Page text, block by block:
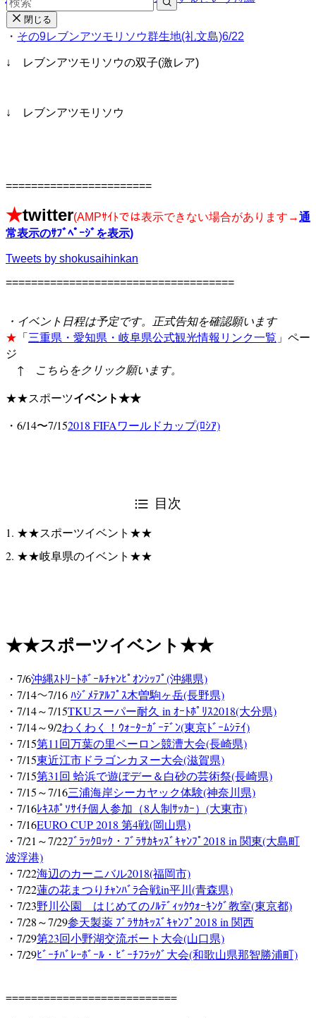
・ その9レブンアツモリソウ群生地(礼文島)6/22
↓ レブンアツモリソウの双子(激レア)
↓ レブンアツモリソウ
=======================
★twitter(AMPｻｲﾄでは表示できない場合があります→通
常表示のｻﾌﾞﾍﾟｰｼﾞを表示)
Tweets by shokusaihinkan
====================================
・イベント日程は予定です。正式告知を確認願います
★ 「三重県・愛知県・岐阜県公式観光情報リンク一覧 」ペー
ジ
↑ こちらをクリック願います。
★★スポーツイベント★★
・6/14〜7/152018 FIFAワールドカップ(ﾛｼｱ)
目次
★★スポーツイベント★★
★★岐阜県のイベント★★
★★スポーツイベント★★
・7/6沖縄ｽﾄﾘｰﾄﾎﾞｰﾙﾁｬﾝﾋﾟｵﾝｼｯﾌﾟ(沖縄県)
・7/14～7/16ﾊｼﾞﾒﾃｱﾙﾌﾟｽ木曽駒ヶ岳(長野県)
・7/14～7/15TKUスーパー耐久 in ｵｰﾄﾎﾟﾘｽ2018(大分県)
・7/14～9/2わくわく！ｳｫｰﾀｰｶﾞｰﾃﾞﾝ(東京ﾄﾞｰﾑｼﾃｲ)
・7/15第11回万葉の里ペーロン競漕大会(長崎県)
・7/15東近江市ドラゴンカヌー大会(滋賀県)
・7/15第31回 蛤浜で遊ぼデー＆白砂の芸術祭(長崎県)
・7/15～7/16三浦海岸シーカヤック体験(神奈川県)
・7/16ﾚｷｽﾎﾟｿｻｲﾁ個人参加（8人制ｻｯｶｰ）(大東市)
・7/16EURO CUP 2018 第4戦(岡山県)
・7/21～7/22ﾌﾞﾗｯｸﾛｯｸ・ﾌﾞﾗｻｶｷｯｽﾞｷｬﾝﾌﾟ2018 in 関東(大島町
波浮港)
・7/22海辺のカーニバル2018(福岡市)
・7/22蓮の花まつりﾁｬﾝﾊﾞﾗ合戦in平川(青森県)
・7/23野川公園 はじめてのﾉﾙﾃﾞｨｯｸｳｫｰｷﾝｸﾞ教室(東京都)
・7/28～7/29参天製薬 ﾌﾞﾗｻｶｷｯｽﾞｷｬﾝﾌﾟ2018 in 関西
・7/29第23回小野湖交流ボート大会(山口県)
・7/29ﾋﾞｰﾁﾊﾞﾚｰﾎﾞｰﾙ・ﾋﾞｰﾁﾌﾗｯｸﾞ大会(和歌山県那智勝浦町)
===========================
閉じる